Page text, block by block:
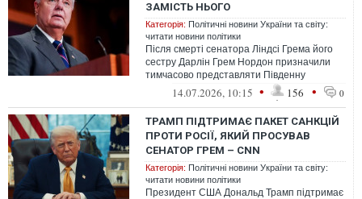
ЗАМІСТЬ НЬОГО
Категорія: Політичні новини України та світу:
читати новини політики
Після смерті сенатора Ліндсі Грема його
сестру Дарлін Грем Нордон призначили
тимчасово представляти Південну
Кароліну в Сенаті США до проведення
14.07.2026, 10:15 • 156 • 0
ТРАМП ПІДТРИМАЄ ПАКЕТ САНКЦІЙ
ПРОТИ РОСІЇ, ЯКИЙ ПРОСУВАВ
СЕНАТОР ГРЕМ – CNN
Категорія: Політичні новини України та світу:
читати новини політики
Президент США Дональд Трамп підтримає